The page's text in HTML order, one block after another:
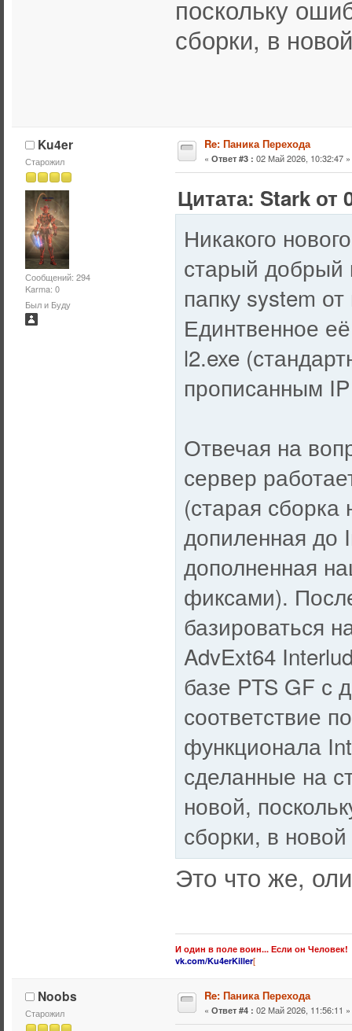
поскольку
сборки, в
Ku4er
Старожил
Сообщений: 294
Karma: 0
Был и Буду
Re: Паника Перехода
« Ответ #3 : 02 Май 2026, 10:32:47 »
Цитата: Stark от
Никакого
старый
папку system
Единтвенное
l2.exe
прописанным
Отвечая на
сервер
(старая
допиленная до
дополненная
фиксами).
базироваться
AdvExt64
базе PTS GF с
соответствие
функционала
сделанные на
новой,
сборки, в
Это что же,
И один в поле воин... Если он Человек!
vk.com/Ku4erKiller[
Noobs
Старожил
Re: Паника Перехода
« Ответ #4 : 02 Май 2026, 11:56:11 »